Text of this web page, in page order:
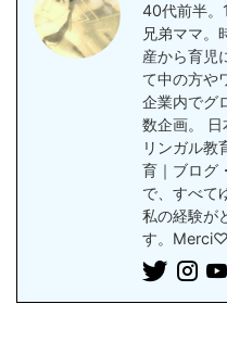
40代前半。
兄弟ママ。
産から育児
て中の方や
企業内でグ
数企画。 日
リンガル教
育｜ブログ
で、すべて
私の経験が
す。Merci♡